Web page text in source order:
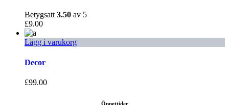
Betygsatt3.50 av 5
£9.00
Lägg i varukorg
Decor
£99.00
Öppettider